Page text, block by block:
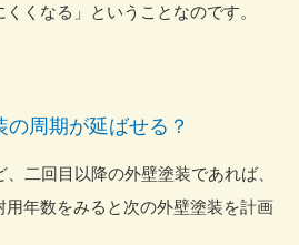
くなる」ということなのです。
周期が延ばせる？
二回目以降の外壁塗装であれば、
用年数をみると次の外壁塗装を計画